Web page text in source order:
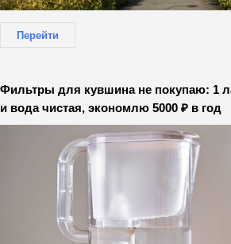
Перейти
Фильтры для кувшина не покупаю: 1
и вода чистая, экономлю 5000 ₽ в год